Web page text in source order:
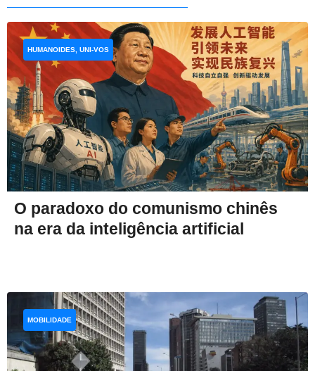
O paradoxo do comunismo chinês
na era da inteligência artificial
HUMANOIDES, UNI-VOS
MOBILIDADE